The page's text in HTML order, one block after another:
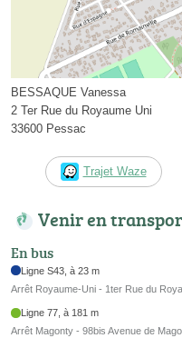
BESSAQUE Vanessa
2 Ter Rue du Royaume Uni
33600 Pessac
Trajet Waze
Venir en
En bus
Ligne S43, à 23 m
Arrêt Royaume-Uni - 1ter Rue du
Ligne 77, à 181 m
Arrêt Magonty - 98bis Avenue de